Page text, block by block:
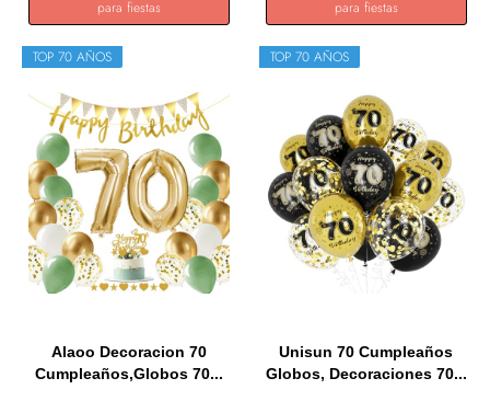
para fiestas
para fiestas
TOP 70 AÑOS
Alaoo Decoracion 70
Cumpleaños,Globos 70...
TOP 70 AÑOS
Unisun 70 Cumpleaños
Globos, Decoraciones 70...